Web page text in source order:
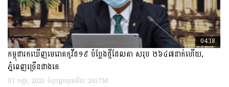
ព្រឹត្តិការណ៍បន្តបន្ទាប់
នៅរសៀលថ្ងៃទី ១៧ ខែ វិច្ឆិកា ឆ្នាំ២០២១ តាមរយ:កិច...
កិច្ចប្រជុំតាមប្រព័ន្ធអនឡាញ នៅទីស្តីការក្រសួង មានរៀបចំពិធីចុះហត្ថលេខារវាងក្រសួងឧស្សាហកម្ម
04:18
កម្ពុជារកឃើញមេរោគកូវីដ១៩ បំប្លែងថ្មីដែលតា សរុប ២៦៤៧នាក់ហើយ,
ភ្នំពេញច្រើនជាងគេ
07 កញ្ញា, 2021 ចំនួនអ្នកចូលមើល :2637M